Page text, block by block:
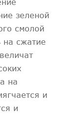
зеленой
смолой
на сжатие
на
и
и